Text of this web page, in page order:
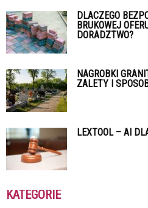
DLACZEGO
BRUKOWEJ
DORADZTWO?
NAGROBKI
ZALETY I
LEXTOOL – AI
KATEGORIE